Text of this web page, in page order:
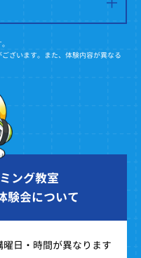
ざいます。また、体験内容が異なる
ング教室
験会について
日・時間が異なります